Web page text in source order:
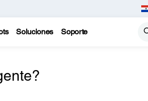
Soluciones Soporte